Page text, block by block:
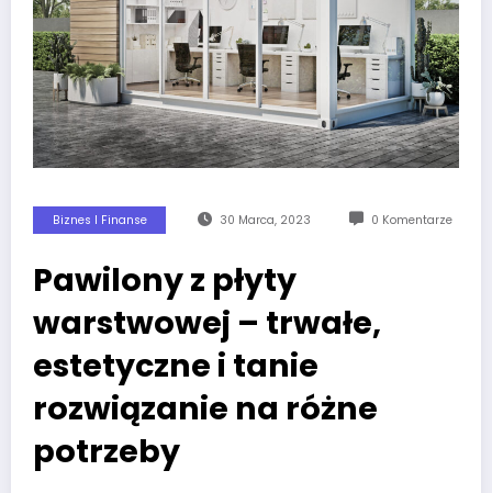
Biznes I Finanse 30 Marca, 2023 0 Komentarze
Pawilony z płyty
warstwowej – trwałe,
estetyczne i tanie
rozwiązanie na różne
potrzeby